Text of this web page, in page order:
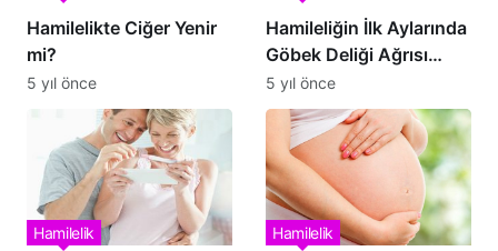
Hamilelikte Ciğer Yenir
mi?
5 yıl önce
Hamileliğin İlk Aylarında
Göbek Deliği Ağrısı
Normal midir?
5 yıl önce
Hamilelik Hamilelik